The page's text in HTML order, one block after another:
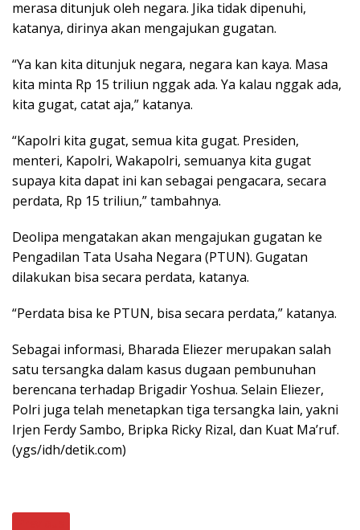
merasa ditunjuk oleh negara. Jika tidak dipenuhi,
katanya, dirinya akan mengajukan gugatan.
“Ya kan kita ditunjuk negara, negara kan kaya. Masa
kita minta Rp 15 triliun nggak ada. Ya kalau nggak ada,
kita gugat, catat aja,” katanya.
“Kapolri kita gugat, semua kita gugat. Presiden,
menteri, Kapolri, Wakapolri, semuanya kita gugat
supaya kita dapat ini kan sebagai pengacara, secara
perdata, Rp 15 triliun,” tambahnya.
Deolipa mengatakan akan mengajukan gugatan ke
Pengadilan Tata Usaha Negara (PTUN). Gugatan
dilakukan bisa secara perdata, katanya.
“Perdata bisa ke PTUN, bisa secara perdata,” katanya.
Sebagai informasi, Bharada Eliezer merupakan salah
satu tersangka dalam kasus dugaan pembunuhan
berencana terhadap Brigadir Yoshua. Selain Eliezer,
Polri juga telah menetapkan tiga tersangka lain, yakni
Irjen Ferdy Sambo, Bripka Ricky Rizal, dan Kuat Ma’ruf.
(ygs/idh/detik.com)